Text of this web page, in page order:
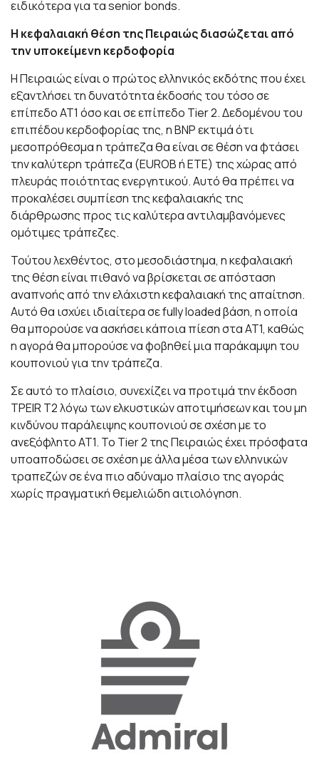
ειδικότερα για τα senior bonds.
Η κεφαλαιακή θέση της Πειραιώς διασώζεται από
την υποκείμενη κερδοφορία
Η Πειραιώς είναι ο πρώτος ελληνικός εκδότης που έχει
εξαντλήσει τη δυνατότητα έκδοσής του τόσο σε
επίπεδο AT1 όσο και σε επίπεδο Tier 2. Δεδομένου του
επιπέδου κερδοφορίας της, η BNP εκτιμά ότι
μεσοπρόθεσμα η τράπεζα θα είναι σε θέση να φτάσει
την καλύτερη τράπεζα (EUROB ή ΕΤΕ) της χώρας από
πλευράς ποιότητας ενεργητικού. Αυτό θα πρέπει να
προκαλέσει συμπίεση της κεφαλαιακής της
διάρθρωσης προς τις καλύτερα αντιλαμβανόμενες
ομότιμες τράπεζες.
Τούτου λεχθέντος, στο μεσοδιάστημα, η κεφαλαιακή
της θέση είναι πιθανό να βρίσκεται σε απόσταση
αναπνοής από την ελάχιστη κεφαλαιακή της απαίτηση.
Αυτό θα ισχύει ιδιαίτερα σε fully loaded βάση, η οποία
θα μπορούσε να ασκήσει κάποια πίεση στα AT1, καθώς
η αγορά θα μπορούσε να φοβηθεί μια παράκαμψη του
κουπονιού για την τράπεζα.
Σε αυτό το πλαίσιο, συνεχίζει να προτιμά την έκδοση
TPEIR T2 λόγω των ελκυστικών αποτιμήσεων και του μη
κινδύνου παράλειψης κουπονιού σε σχέση με το
ανεξόφλητο AT1. Το Tier 2 της Πειραιώς έχει πρόσφατα
υποαποδώσει σε σχέση με άλλα μέσα των ελληνικών
τραπεζών σε ένα πιο αδύναμο πλαίσιο της αγοράς
χωρίς πραγματική θεμελιώδη αιτιολόγηση.